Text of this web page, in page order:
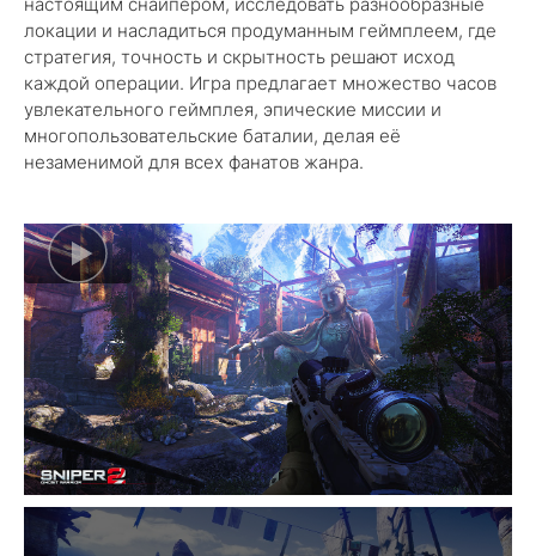
локации и насладиться продуманным геймплеем, где
стратегия, точность и скрытность решают исход
каждой операции. Игра предлагает множество часов
увлекательного геймплея, эпические миссии и
многопользовательские баталии, делая её
незаменимой для всех фанатов жанра.